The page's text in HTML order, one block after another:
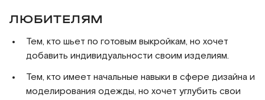
ЛЮБИТЕЛЯМ
Тем, кто шьет по готовым выкройкам, но хочет
добавить индивидуальности своим изделиям.
Тем, кто имеет начальные навыки в сфере дизайна и
моделирования одежды, но хочет углубить свои